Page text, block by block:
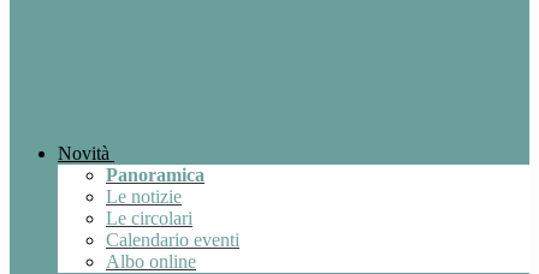
Novità
Panoramica
Le notizie
Le circolari
Calendario eventi
Albo online